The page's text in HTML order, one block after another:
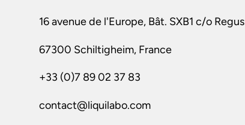
16 avenue de l'Europe, Bât. SXB1 c/o Regus
67300 Schiltigheim, France
+33 (0)7 89 02 37 83
contact@liquilabo.com